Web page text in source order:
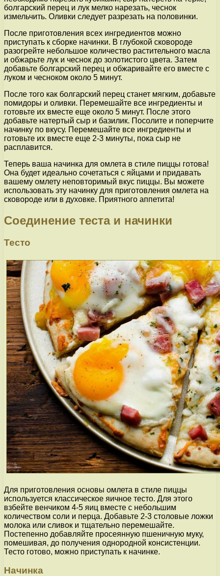
болгарский перец и лук мелко нарезать, чеснок
измельчить. Оливки следует разрезать на половинки.
После приготовления всех ингредиентов можно
приступать к сборке начинки. В глубокой сковороде
разогрейте небольшое количество растительного масла
и обжарьте лук и чеснок до золотистого цвета. Затем
добавьте болгарский перец и обжаривайте его вместе с
луком и чесноком около 5 минут.
После того как болгарский перец станет мягким, добавьте
помидоры и оливки. Перемешайте все ингредиенты и
готовьте их вместе еще около 5 минут. После этого
добавьте натертый сыр и базилик. Посолите и поперчите
начинку по вкусу. Перемешайте все ингредиенты и
готовьте их вместе еще 2-3 минуты, пока сыр не
расплавится.
Теперь ваша начинка для омлета в стиле пиццы готова!
Она будет идеально сочетаться с яйцами и придавать
вашему омлету неповторимый вкус пиццы. Вы можете
использовать эту начинку для приготовления омлета на
сковороде или в духовке. Приятного аппетита!
Соединение теста и начинки
Тесто
Для приготовления основы омлета в стиле пиццы
используется классическое яичное тесто. Для этого
взбейте венчиком 4-5 яиц вместе с небольшим
количеством соли и перца. Добавьте 2-3 столовые ложки
молока или сливок и тщательно перемешайте.
Постепенно добавляйте просеянную пшеничную муку,
помешивая, до получения однородной консистенции.
Тесто готово, можно приступать к начинке.
Начинка